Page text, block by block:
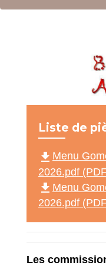
Liste de
file_download Menu
2026.pdf
file_download Menu
2026.pdf
Les